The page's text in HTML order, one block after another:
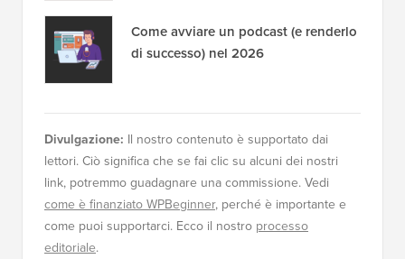
Come avviare un podcast (e renderlo
di successo) nel 2026
Divulgazione: Il nostro contenuto è supportato dai
lettori. Ciò significa che se fai clic su alcuni dei nostri
link, potremmo guadagnare una commissione. Vedi
come è finanziato WPBeginner, perché è importante e
come puoi supportarci. Ecco il nostro processo
editoriale.